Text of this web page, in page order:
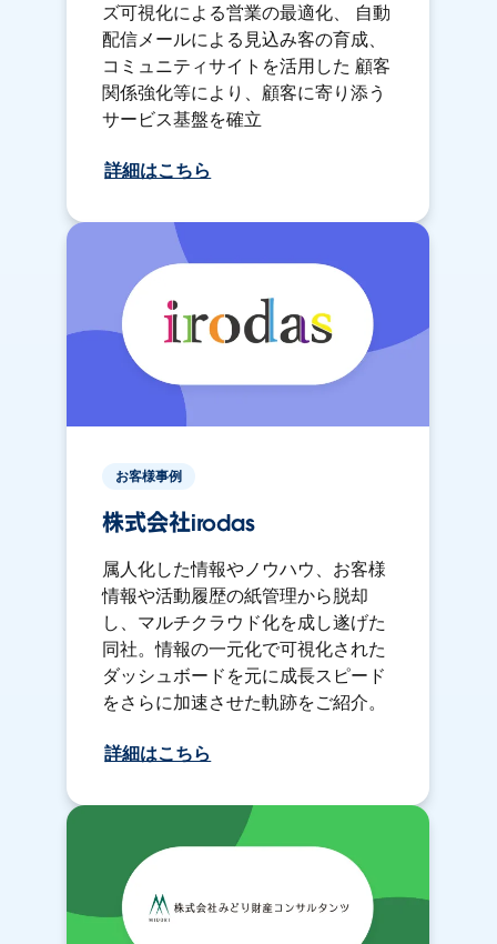
ズ可視化による営業の最適化、 自動
配信メールによる見込み客の育成、
コミュニティサイトを活用した 顧客
関係強化等により、顧客に寄り添う
サービス基盤を確立
詳細はこちら
お客様事例
株式会社irodas
属人化した情報やノウハウ、お客様
情報や活動履歴の紙管理から脱却
し、マルチクラウド化を成し遂げた
同社。情報の一元化で可視化された
ダッシュボードを元に成長スピード
をさらに加速させた軌跡をご紹介。
詳細はこちら